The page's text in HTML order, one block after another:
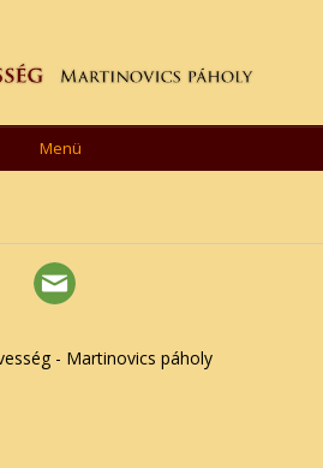
Menü
- Martinovics páholy